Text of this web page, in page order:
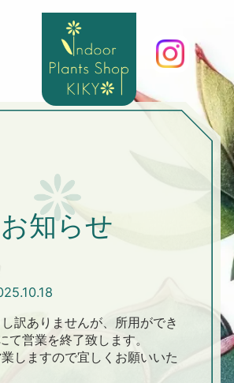
お知らせ
訳ありませんが、所用ができ
て営業を終了致します。
しますので宜しくお願いいた